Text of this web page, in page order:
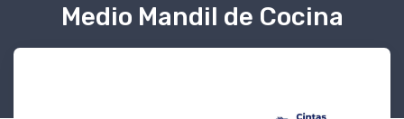
Medio Mandil de Cocina